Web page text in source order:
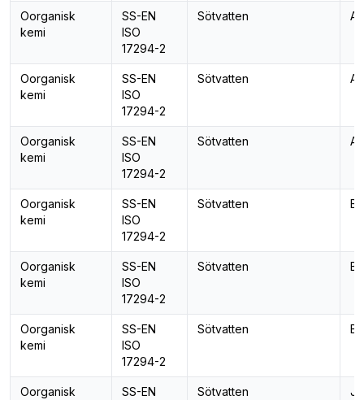
Oorganisk
kemi
SS-EN
ISO
17294-2
Sötvatten
Oorganisk
kemi
SS-EN
ISO
17294-2
Sötvatten
Oorganisk
kemi
SS-EN
ISO
17294-2
Sötvatten
Oorganisk
kemi
SS-EN
ISO
17294-2
Sötvatten
Oorganisk
kemi
SS-EN
ISO
17294-2
Sötvatten
Oorganisk
kemi
SS-EN
ISO
17294-2
Sötvatten
Oorganisk
SS-EN
Sötvatten